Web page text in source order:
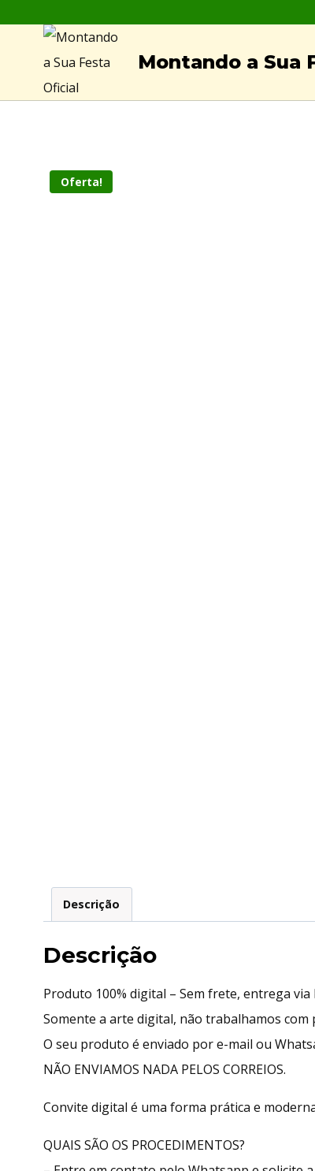
content
Montando a Sua
Oferta!
Descrição
Descrição
Produto 100% digital – Sem frete, entrega via
Somente a arte digital, não trabalhamos
O seu produto é enviado por e-mail ou
NÃO ENVIAMOS NADA PELOS CORREIOS.
Convite digital é uma forma prática e
QUAIS SÃO OS PROCEDIMENTOS?